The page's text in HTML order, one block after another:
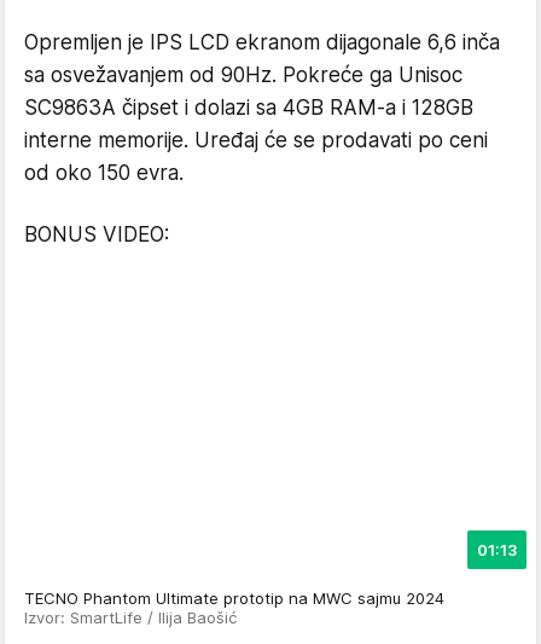
Opremljen je IPS LCD ekranom dijagonale 6,6 inča
sa osvežavanjem od 90Hz. Pokreće ga Unisoc
SC9863A čipset i dolazi sa 4GB RAM-a i 128GB
interne memorije. Uređaj će se prodavati po ceni
od oko 150 evra.
BONUS VIDEO:
01:13
TECNO Phantom Ultimate prototip na MWC sajmu 2024
Izvor: SmartLife / Ilija Baošić